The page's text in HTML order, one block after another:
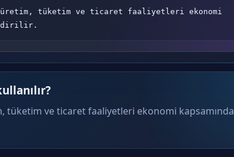
tüketim ve ticaret faaliyetleri ekonomi
tüketim ve ticaret faaliyetleri ekonomi kapsamında